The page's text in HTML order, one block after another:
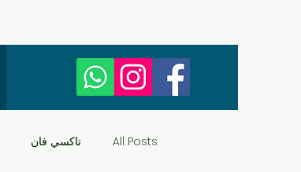
All Posts تاكسي فان